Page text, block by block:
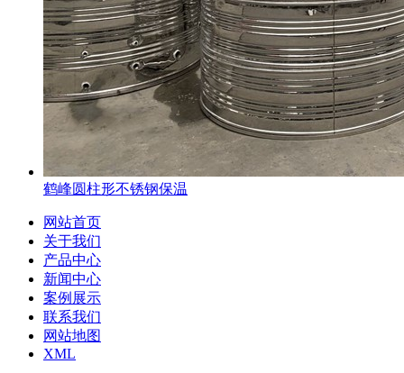
鹤峰圆柱形不锈钢保温
网站首页
关于我们
产品中心
新闻中心
案例展示
联系我们
网站地图
XML